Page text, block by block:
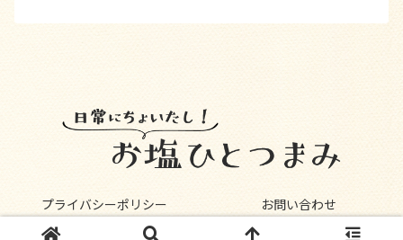
プライバシーポリシー
お問い合わせ
Copyright © 2021 お塩ひとつまみ All Rights Reserved.